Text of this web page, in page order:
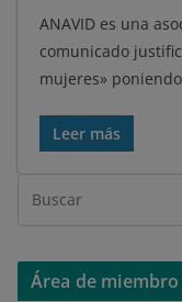
ANAVID es una
comunicado
mujeres»
Leer más
Área de miembro